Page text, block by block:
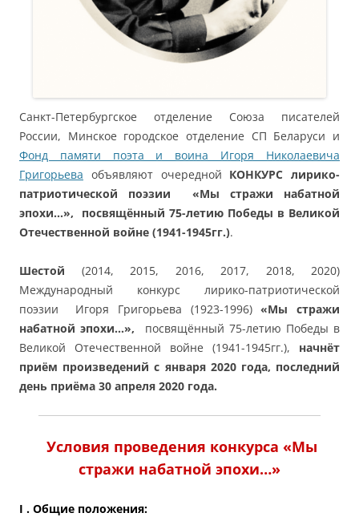
Санкт-Петербургское отделение Союза писателей
России, Минское городское отделение СП Беларуси и
Фонд памяти поэта и воина Игоря Николаевича
Григорьева объявляют очередной КОНКУРС лирико-
патриотической поэзии «Мы стражи набатной
эпохи…», посвящённый 75-летию Победы в Великой
Отечественной войне (1941-1945гг.).
Шестой (2014, 2015, 2016, 2017, 2018, 2020)
Международный конкурс лирико-патриотической
поэзии Игоря Григорьева (1923-1996)«Мы стражи
набатной эпохи…», посвящённый 75-летию Победы в
Великой Отечественной войне (1941-1945гг.), начнёт
приём произведений с января 2020 года, последний
день приёма 30 апреля 2020 года.
Условия проведения конкурса «Мы
стражи набатной эпохи…»
I . Общие положения: